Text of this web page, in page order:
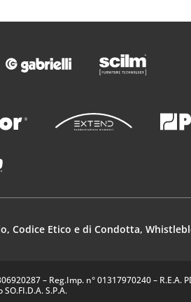
Codice Etico e di Condotta,
– Reg.Imp. n° 01317970240 –
S.P.A.